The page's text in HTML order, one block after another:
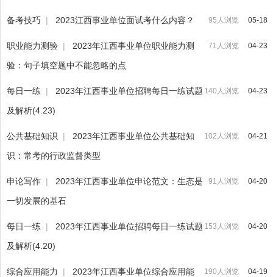
05-18
95人浏览
备考技巧 | 2023江西事业单位面试考什么内容？
04-23
71人浏览
职业能力测验 |
2023年江西事业单位职业能力测
验：句子填空题中不能忽略的点
04-23
140人浏览
每日一练 |
2023年江西事业单位招聘每日一练试题
及解析(4.23)
04-21
102人浏览
公共基础知识 |
2023年江西事业单位公共基础知
识：常考的行政监督类型
04-20
91人浏览
申论写作 |
2023年江西事业单位申论范文：生态是
一切发展的基石
04-20
153人浏览
每日一练 |
2023年江西事业单位招聘每日一练试题
及解析(4.20)
04-19
190人浏览
综合应用能力 |
2023年江西事业单位综合应用能